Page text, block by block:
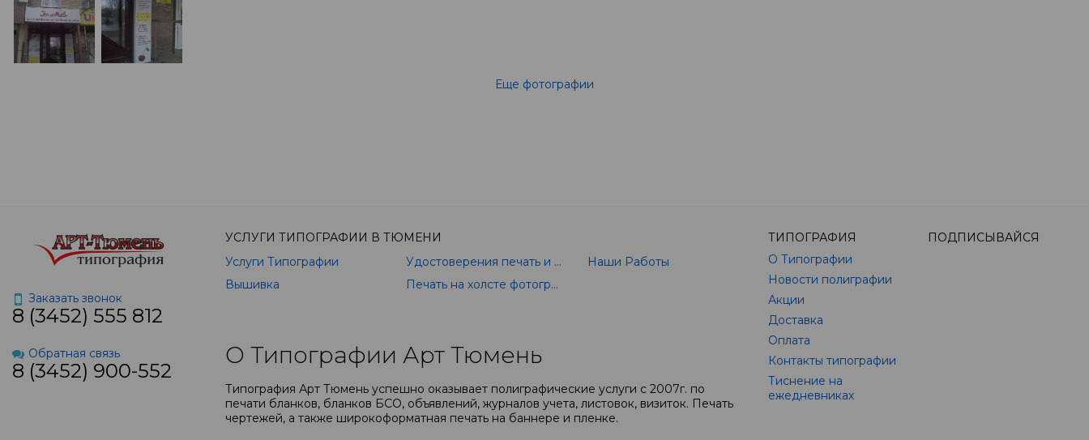
Еще фотографии
Заказать звонок
8 (3452) 555 812
Обратная связь
8 (3452) 900-552
УСЛУГИ ТИПОГРАФИИ В ТЮМЕНИ
Услуги Типографии
Удостоверения печать и изготовление
Наши Работы
Вышивка
Печать на холсте фотографии
О Типографии Арт Тюмень
Типография Арт Тюмень успешно оказывает полиграфические услуги с 2007г. по
печати бланков, бланков БСО, объявлений, журналов учета, листовок, визиток. Печать
чертежей, а также широкоформатная печать на баннере и пленке.
ТИПОГРАФИЯ
О Типографии
Новости полиграфии
Акции
Доставка
Оплата
Контакты типографии
Тиснение на
ежедневниках
ПОДПИСЫВАЙСЯ